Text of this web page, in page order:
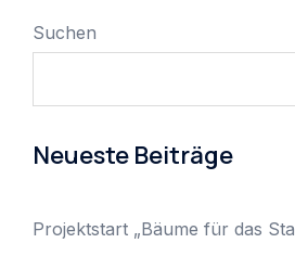
Suchen
Neueste Beiträge
Projektstart „Bäume für das